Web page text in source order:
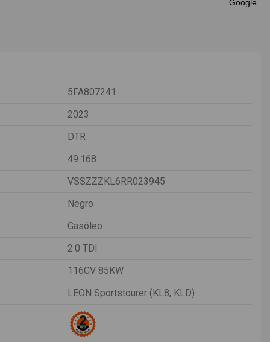
5FA807241
2023
DTR
49.168
VSSZZZKL6RR023945
Negro
Gasóleo
2.0 TDI
116CV 85KW
LEON Sportstourer (KL8, KLD)